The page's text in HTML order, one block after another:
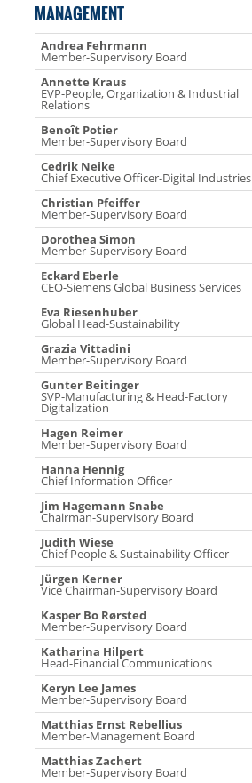
MANAGEMENT
Andrea Fehrmann
Member-Supervisory Board
Annette Kraus
EVP-People, Organization & Industrial
Relations
Benoît Potier
Member-Supervisory Board
Cedrik Neike
Chief Executive Officer-Digital Industries
Christian Pfeiffer
Member-Supervisory Board
Dorothea Simon
Member-Supervisory Board
Eckard Eberle
CEO-Siemens Global Business Services
Eva Riesenhuber
Global Head-Sustainability
Grazia Vittadini
Member-Supervisory Board
Gunter Beitinger
SVP-Manufacturing & Head-Factory
Digitalization
Hagen Reimer
Member-Supervisory Board
Hanna Hennig
Chief Information Officer
Jim Hagemann Snabe
Chairman-Supervisory Board
Judith Wiese
Chief People & Sustainability Officer
Jürgen Kerner
Vice Chairman-Supervisory Board
Kasper Bo Rørsted
Member-Supervisory Board
Katharina Hilpert
Head-Financial Communications
Keryn Lee James
Member-Supervisory Board
Matthias Ernst Rebellius
Member-Management Board
Matthias Zachert
Member-Supervisory Board